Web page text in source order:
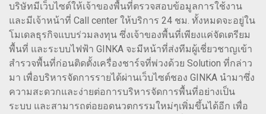
บริษัทมีเว็บไซต์ให้เจ้าของพื้นที่ตรวจสอบข้อมูลการใช้งาน
และมีเจ้าหน้าที่ Call center ให้บริการ 24 ชม. ทั้งหมดจะอยู่ใน
โมเดลธุรกิจแบบร่วมลงทุน ซึ่งเจ้าของพื้นที่เพียงแค่จัดเตรียม
พื้นที่ และระบบไฟฟ้า GINKA จะมีหน้าที่ส่งทีมผู้เชี่ยวชาญเข้า
สำรวจพื้นที่ก่อนติดตั้งเครื่องชาร์จที่พ่วงด้วย Solution ที่กล่าว
มา เพื่อบริหารจัดการรายได้ผ่านเว็บไซต์ชอง GINKA นำมาซึ่ง
ความสะดวกและง่ายต่อการบริหารจัดการพื้นที่อย่างเป็น
ระบบ และสามารถต่อยอดนวตกรรมใหม่ๆเพิ่มขึ้นได้อีก เพื่อ